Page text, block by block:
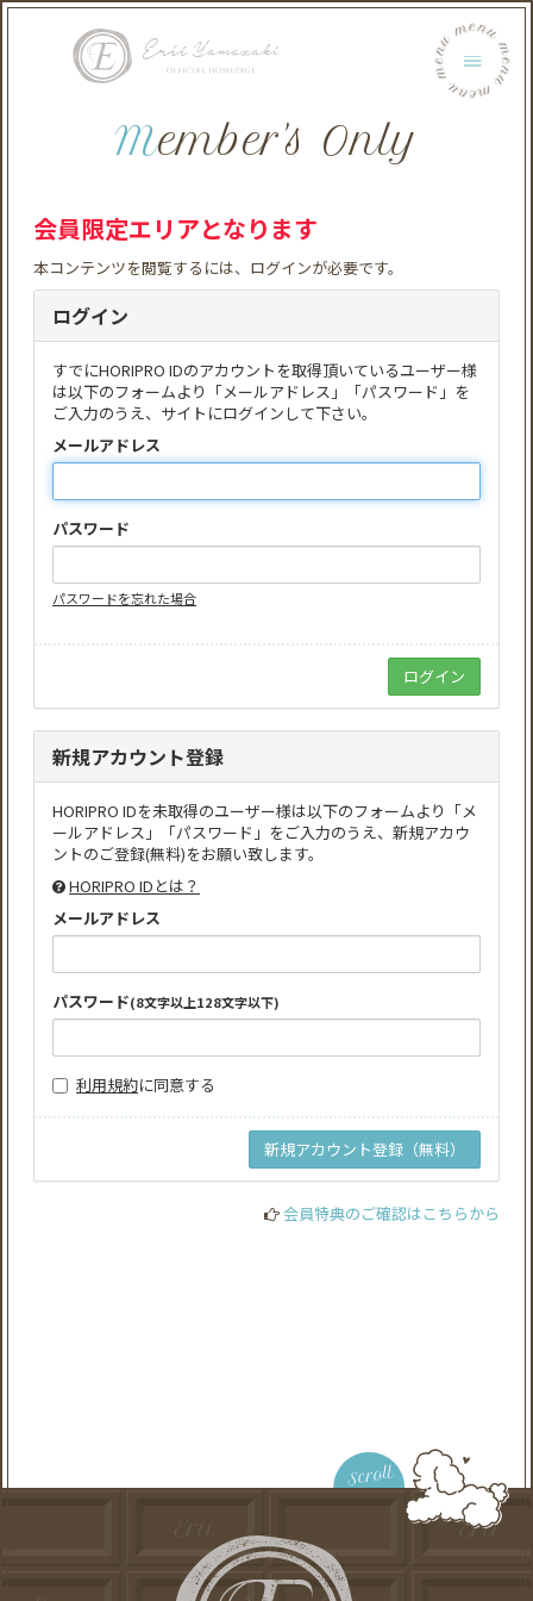
menu menu menu menu menu menu
Member's Only
会員限定エリアとなります
本コンテンツを閲覧するには、ログインが必要です。
ログイン
すでにHORIPRO IDのアカウントを取得頂いているユーザー様
は以下のフォームより「メールアドレス」「パスワード」を
ご入力のうえ、サイトにログインして下さい。
メールアドレス
パスワード
パスワードを忘れた場合
新規アカウント登録
HORIPRO IDを未取得のユーザー様は以下のフォームより「メ
ールアドレス」「パスワード」をご入力のうえ、新規アカウ
ントのご登録(無料)をお願い致します。
HORIPRO IDとは？
メールアドレス
パスワード(8文字以上128文字以下)
利用規約に同意する
会員特典のご確認はこちらから
Scroll